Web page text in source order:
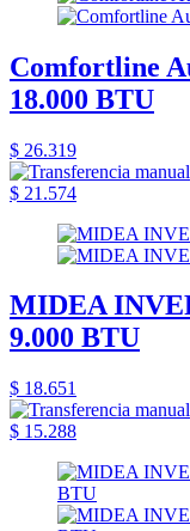
Comfortline
18.000 BTU
$ 26.319
$ 21.574
MIDEA
9.000 BTU
$ 18.651
$ 15.288